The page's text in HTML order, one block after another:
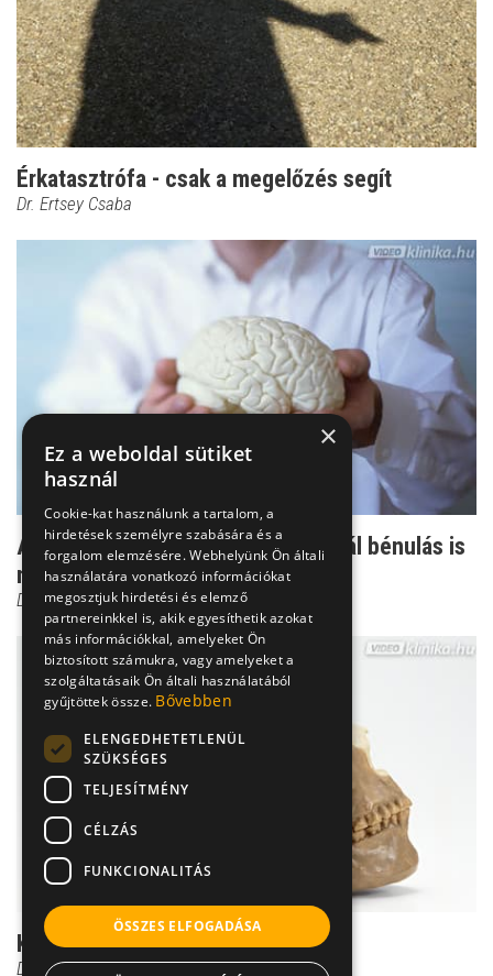
Érkatasztrófa - csak a megelőzés segít
Dr. Ertsey Csaba
Agyvérzés - ezért alakul ki sokaknál bénulás is
miatta
Dr. Ertsey Csaba
Koponyasérülés diagnózisa
Dr. Gulyás Károly
×
Ez a weboldal sütiket
használ
Cookie-kat használunk a tartalom, a
hirdetések személyre szabására és a
forgalom elemzésére. Webhelyünk Ön általi
használatára vonatkozó információkat
megosztjuk hirdetési és elemző
partnereinkkel is, akik egyesíthetik azokat
más információkkal, amelyeket Ön
biztosított számukra, vagy amelyeket a
szolgáltatásaik Ön általi használatából
gyűjtöttek össze. Bővebben
ELENGEDHETETLENÜL
SZÜKSÉGES
TELJESÍTMÉNY
CÉLZÁS
FUNKCIONALITÁS
ÖSSZES ELFOGADÁSA